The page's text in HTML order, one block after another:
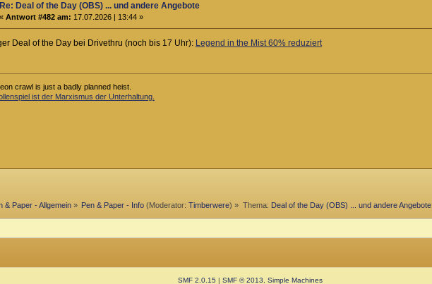
Re: Deal of the Day (OBS) ... und andere Angebote
«Antwort #482 am: 17.07.2026 | 13:44 »
Deal of the Day bei Drivethru (noch bis 17 Uhr): Legend in the Mist 60% reduziert
crawl is just a badly planned heist.
ist der Marxismus der Unterhaltung.
& Paper - Allgemein » Pen & Paper - Info (Moderator:Timberwere) » Thema: Deal of the Day (OBS) ... und andere Angebote
SMF 2.0.15 | SMF © 2013 Simple Machines